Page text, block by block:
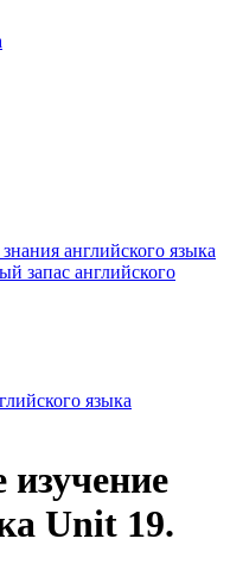
английского языка
запас английского
языка
изучение
Unit 19.